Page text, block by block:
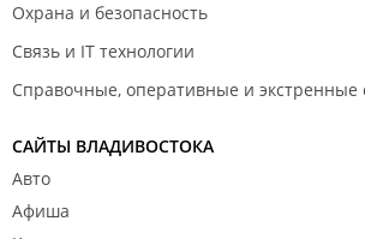
Охрана и безопасность
Связь и IT технологии
Справочные, оперативные и экстренные
САЙТЫ ВЛАДИВОСТОКА
Авто
Афиша